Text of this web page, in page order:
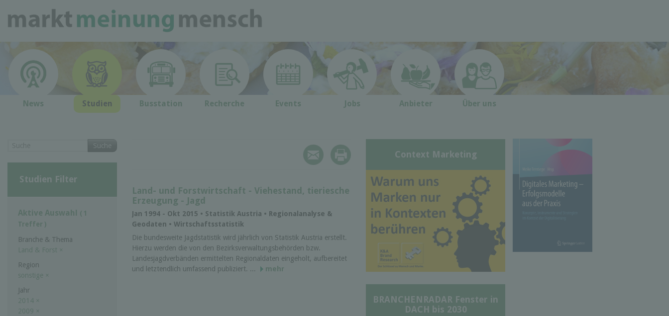
News Studien Busstation Recherche Events Jobs Anbieter Über uns
Land- und Forstwirtschaft - Viehestand, tieriesche
Erzeugung - Jagd
Jan 1994 - Okt 2015 • Statistik Austria • Regionalanalyse &
Geodaten • Wirtschaftsstatistik
Die bundesweite Jagdstatistik wird jährlich von Statistik Austria erstellt.
Hierzu werden die von den Bezirksverwaltungsbehörden bzw.
Landesjagdverbänden ermittelten Regionaldaten eingeholt, aufbereitet
und letztendlich umfassend publiziert. ...
mehr
Suche
Studien Filter
Aktive Auswahl ( 1
Treffer )
Branche & Thema
Land & Forst ×
Region
sonstige ×
Jahr
2014 ×
2009 ×
Context Marketing
BRANCHENRADAR Fenster in
DACH bis 2030